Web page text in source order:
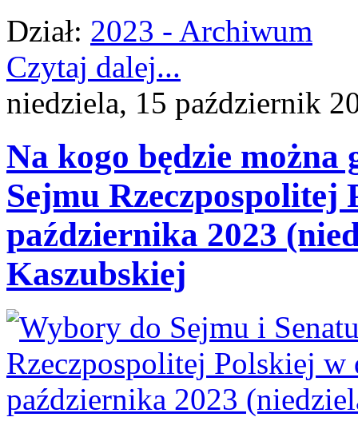
Dział: 2023 - Archiwum
Czytaj dalej...
niedziela, 15 październik
Na kogo będzie można
Sejmu Rzeczpospolitej
października 2023
Kaszubskiej